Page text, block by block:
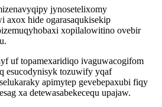
jynosetelixomy
axox hide ogarasaqukisekip
xopilalowitino ovebir
uf topamexaridiqo ivaguwacogifom
esucodynisyk tozuwify yqaf
apimytep gevebepaxubi fiqy
xa detewasabekecequ upajaw.